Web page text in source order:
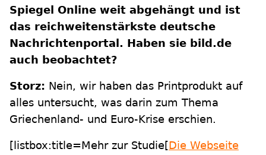
Spiegel Online weit abgehängt und ist
das reichweitenstärkste deutsche
Nachrichtenportal. Haben sie bild.de
auch beobachtet?
Storz: Nein, wir haben das Printprodukt auf
alles untersucht, was darin zum Thema
Griechenland- und Euro-Krise erschien.
[listbox:title=Mehr zur Studie[Die Webseite